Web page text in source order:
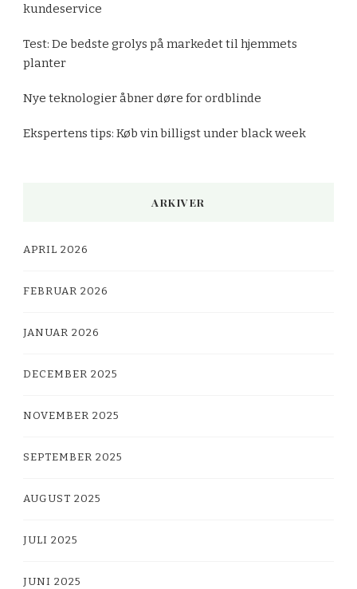
kundeservice
Test: De bedste grolys på markedet til hjemmets
planter
Nye teknologier åbner døre for ordblinde
Ekspertens tips: Køb vin billigst under black week
ARKIVER
APRIL 2026
FEBRUAR 2026
JANUAR 2026
DECEMBER 2025
NOVEMBER 2025
SEPTEMBER 2025
AUGUST 2025
JULI 2025
JUNI 2025